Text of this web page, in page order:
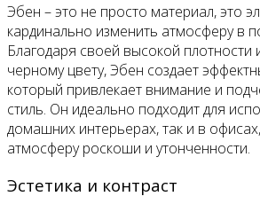
Эбен – это не просто материал, это
кардинально изменить атмосферу в
Благодаря своей высокой
черному цвету, Эбен создает
который привлекает внимание и
стиль. Он идеально подходит для
домашних интерьерах, так и в
атмосферу роскоши и утонченности.
Эстетика и контраст